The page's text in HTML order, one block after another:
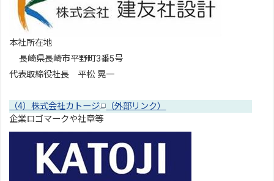
本社所在地
長崎県長崎市平野町3番5号
代表取締役社長 平松 晃一
（4）株式会社カトージ
（外部リンク）
企業ロゴマークや社章等